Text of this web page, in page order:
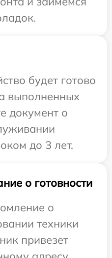
будет готово
выполненных
документ о
до 3 лет.
о готовности
о
техники
привезет